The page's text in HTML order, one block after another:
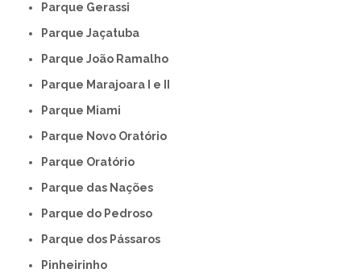
Parque Gerassi
Parque Jaçatuba
Parque João Ramalho
Parque Marajoara I e II
Parque Miami
Parque Novo Oratório
Parque Oratório
Parque das Nações
Parque do Pedroso
Parque dos Pássaros
Pinheirinho